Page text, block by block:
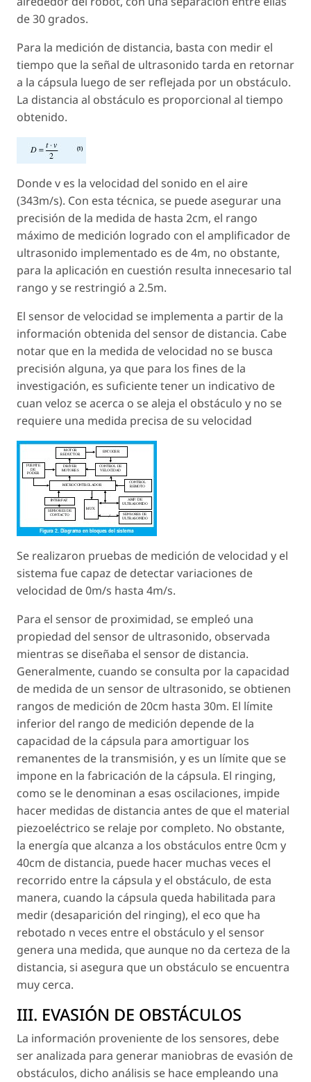
de 30 grados.
Para la medición de distancia, basta con medir el
tiempo que la señal de ultrasonido tarda en retornar
a la cápsula luego de ser reflejada por un obstáculo.
La distancia al obstáculo es proporcional al tiempo
obtenido.
Donde v es la velocidad del sonido en el aire
(343m/s). Con esta técnica, se puede asegurar una
precisión de la medida de hasta 2cm, el rango
máximo de medición logrado con el amplificador de
ultrasonido implementado es de 4m, no obstante,
para la aplicación en cuestión resulta innecesario tal
rango y se restringió a 2.5m.
El sensor de velocidad se implementa a partir de la
información obtenida del sensor de distancia. Cabe
notar que en la medida de velocidad no se busca
precisión alguna, ya que para los fines de la
investigación, es suficiente tener un indicativo de
cuan veloz se acerca o se aleja el obstáculo y no se
requiere una medida precisa de su velocidad
Se realizaron pruebas de medición de velocidad y el
sistema fue capaz de detectar variaciones de
velocidad de 0m/s hasta 4m/s.
Para el sensor de proximidad, se empleó una
propiedad del sensor de ultrasonido, observada
mientras se diseñaba el sensor de distancia.
Generalmente, cuando se consulta por la capacidad
de medida de un sensor de ultrasonido, se obtienen
rangos de medición de 20cm hasta 30m. El límite
inferior del rango de medición depende de la
capacidad de la cápsula para amortiguar los
remanentes de la transmisión, y es un límite que se
impone en la fabricación de la cápsula. El ringing,
como se le denominan a esas oscilaciones, impide
hacer medidas de distancia antes de que el material
piezoeléctrico se relaje por completo. No obstante,
la energía que alcanza a los obstáculos entre 0cm y
40cm de distancia, puede hacer muchas veces el
recorrido entre la cápsula y el obstáculo, de esta
manera, cuando la cápsula queda habilitada para
medir (desaparición del ringing), el eco que ha
rebotado n veces entre el obstáculo y el sensor
genera una medida, que aunque no da certeza de la
distancia, si asegura que un obstáculo se encuentra
muy cerca.
III. EVASIÓN DE OBSTÁCULOS
La información proveniente de los sensores, debe
ser analizada para generar maniobras de evasión de
obstáculos, dicho análisis se hace empleando una